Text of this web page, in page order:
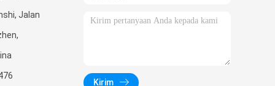
Jalan
Kirim